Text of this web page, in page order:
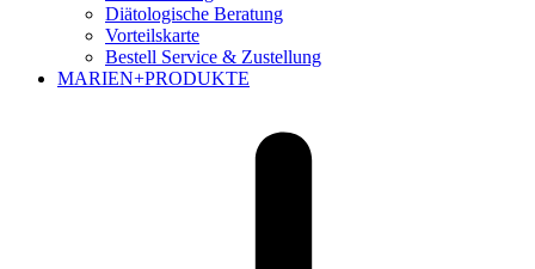
Diätologische Beratung
Vorteilskarte
Bestell Service & Zustellung
MARIEN+PRODUKTE